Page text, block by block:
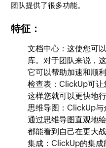
团队提供了很多功能。
特征：
文档中心：这使您可
库。对于团队来说，
它可以帮助加速和顺利
检查表：ClickUp可让
这样您就可以更快地
思维导图：ClickUp与
通过思维导图直观地
都能看到自己在更大
集成：ClickUp的集成